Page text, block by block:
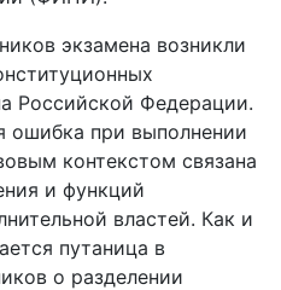
экзамена возникли
Российской Федерации.
ошибка при выполнении
контекстом связана
и функций
властей. Как и
путаница в
о разделении